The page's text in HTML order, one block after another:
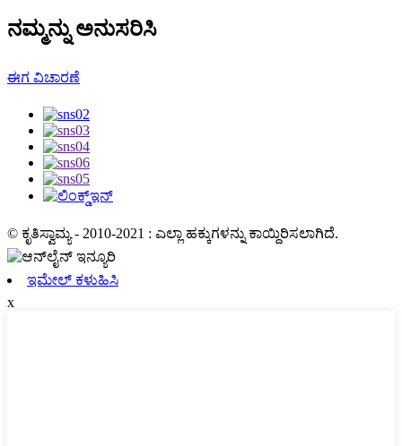
ನಮ್ಮನ್ನು ಅನುಸರಿಸಿ
ಈಗ ವಿಚಾರಣೆ
© ಕೃತಿಸ್ವಾಮ್ಯ - 2010-2021 : ಎಲ್ಲಾ ಹಕ್ಕುಗಳನ್ನು ಕಾಯ್ದಿರಿಸಲಾಗಿದೆ.
ಇಮೇಲ್ ಕಳುಹಿಸಿ
x